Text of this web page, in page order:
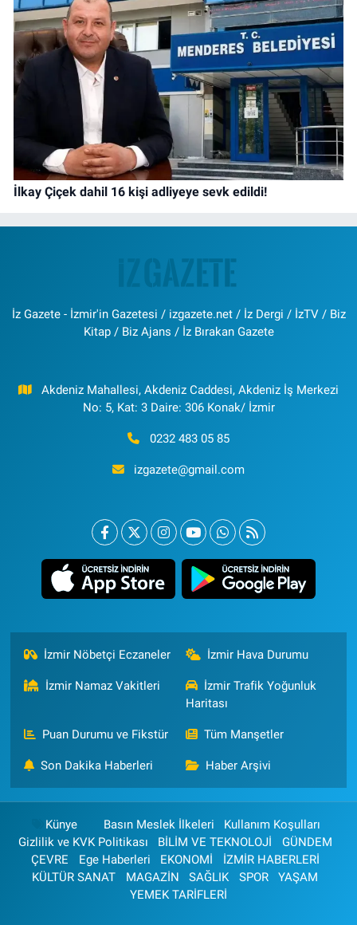
İlkay Çiçek dahil 16 kişi adliyeye sevk edildi!
İz Gazete - İzmir'in Gazetesi / izgazete.net / İz Dergi / İzTV / Biz
Kitap / Biz Ajans / İz Bırakan Gazete
Akdeniz Mahallesi, Akdeniz Caddesi, Akdeniz İş Merkezi
No: 5, Kat: 3 Daire: 306 Konak/ İzmir
0232 483 05 85
izgazete@gmail.com
İzmir Nöbetçi Eczaneler İzmir Hava Durumu
İzmir Namaz Vakitleri
İzmir Trafik Yoğunluk
Haritası
Puan Durumu ve Fikstür Tüm Manşetler
Son Dakika Haberleri Haber Arşivi
Künye Basın Meslek İlkeleri
Kullanım Koşulları
Gizlilik ve KVK Politikası
BİLİM VE TEKNOLOJİ
GÜNDEM
ÇEVRE
Ege Haberleri EKONOMİ
İZMİR HABERLERİ
KÜLTÜR SANAT
MAGAZİN SAĞLIK SPOR
YAŞAM
YEMEK TARİFLERİ